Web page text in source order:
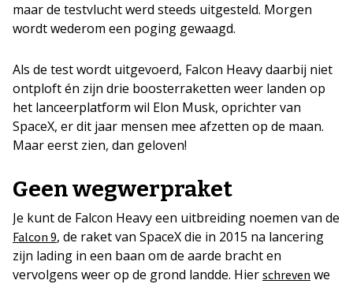
maar de testvlucht werd steeds uitgesteld. Morgen
wordt wederom een poging gewaagd.
Als de test wordt uitgevoerd, Falcon Heavy daarbij niet
ontploft én zijn drie boosterraketten weer landen op
het lanceerplatform wil Elon Musk, oprichter van
SpaceX, er dit jaar mensen mee afzetten op de maan.
Maar eerst zien, dan geloven!
Geen wegwerpraket
Je kunt de Falcon Heavy een uitbreiding noemen van de
Falcon 9, de raket van SpaceX die in 2015 na lancering
zijn lading in een baan om de aarde bracht en
vervolgens weer op de grond landde. Hier schreven we